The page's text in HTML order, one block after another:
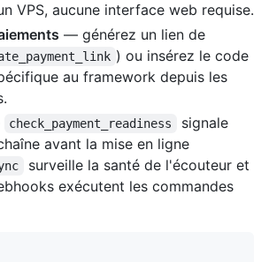
VPS, aucune interface web requise.
— générez un lien de
) ou insérez le code
au framework depuis les
check_payment_readiness
signale
avant la mise en ligne
surveille la santé de l'écouteur et
exécutent les commandes